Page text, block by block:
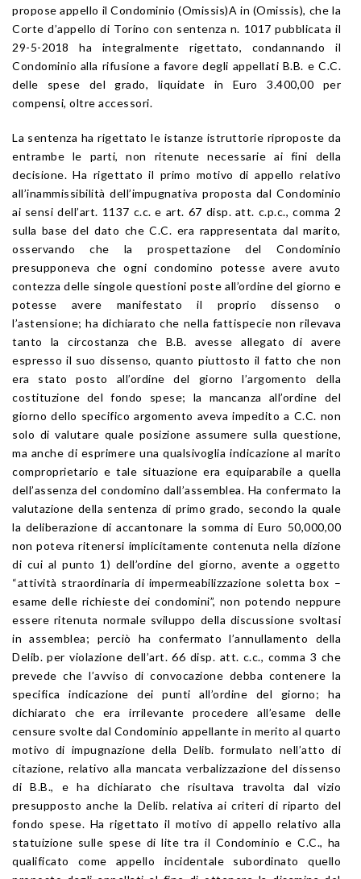
propose appello il Condominio (Omissis)A in (Omissis), che la
Corte d’appello di Torino con sentenza n. 1017 pubblicata il
29-5-2018 ha integralmente rigettato, condannando il
Condominio alla rifusione a favore degli appellati B.B. e C.C.
delle spese del grado, liquidate in Euro 3.400,00 per
compensi, oltre accessori.
La sentenza ha rigettato le istanze istruttorie riproposte da
entrambe le parti, non ritenute necessarie ai fini della
decisione. Ha rigettato il primo motivo di appello relativo
all’inammissibilità dell’impugnativa proposta dal Condominio
ai sensi dell’art. 1137 c.c. e art. 67 disp. att. c.p.c., comma 2
sulla base del dato che C.C. era rappresentata dal marito,
osservando che la prospettazione del Condominio
presupponeva che ogni condomino potesse avere avuto
contezza delle singole questioni poste all’ordine del giorno e
potesse avere manifestato il proprio dissenso o
l’astensione; ha dichiarato che nella fattispecie non rilevava
tanto la circostanza che B.B. avesse allegato di avere
espresso il suo dissenso, quanto piuttosto il fatto che non
era stato posto all’ordine del giorno l’argomento della
costituzione del fondo spese; la mancanza all’ordine del
giorno dello specifico argomento aveva impedito a C.C. non
solo di valutare quale posizione assumere sulla questione,
ma anche di esprimere una qualsivoglia indicazione al marito
comproprietario e tale situazione era equiparabile a quella
dell’assenza del condomino dall’assemblea. Ha confermato la
valutazione della sentenza di primo grado, secondo la quale
la deliberazione di accantonare la somma di Euro 50,000,00
non poteva ritenersi implicitamente contenuta nella dizione
di cui al punto 1) dell’ordine del giorno, avente a oggetto
“attività straordinaria di impermeabilizzazione soletta box –
esame delle richieste dei condomini”, non potendo neppure
essere ritenuta normale sviluppo della discussione svoltasi
in assemblea; perciò ha confermato l’annullamento della
Delib. per violazione dell’art. 66 disp. att. c.c., comma 3 che
prevede che l’avviso di convocazione debba contenere la
specifica indicazione dei punti all’ordine del giorno; ha
dichiarato che era irrilevante procedere all’esame delle
censure svolte dal Condominio appellante in merito al quarto
motivo di impugnazione della Delib. formulato nell’atto di
citazione, relativo alla mancata verbalizzazione del dissenso
di B.B., e ha dichiarato che risultava travolta dal vizio
presupposto anche la Delib. relativa ai criteri di riparto del
fondo spese. Ha rigettato il motivo di appello relativo alla
statuizione sulle spese di lite tra il Condominio e C.C., ha
qualificato come appello incidentale subordinato quello